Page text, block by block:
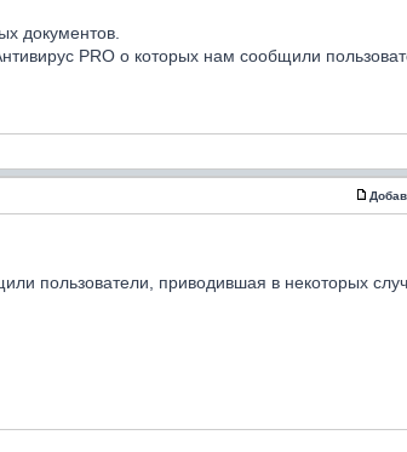
документов.
PRO о которых нам сообщили
пользователи, приводившая в некоторых